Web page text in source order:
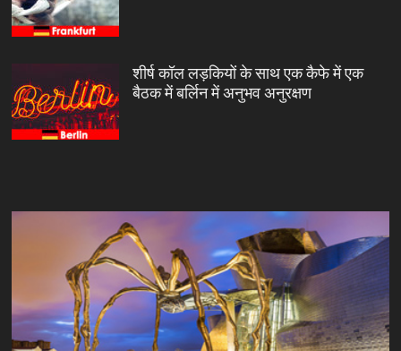
शीर्ष कॉल लड़कियों के साथ एक कैफे में एक
बैठक में बर्लिन में अनुभव अनुरक्षण